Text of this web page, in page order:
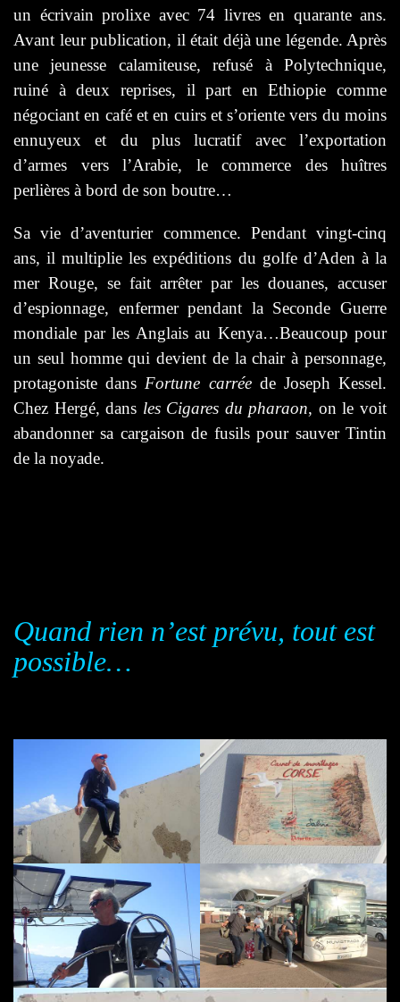
un écrivain prolixe avec 74 livres en quarante ans.
Avant leur publication, il était déjà une légende. Après
une jeunesse calamiteuse, refusé à Polytechnique,
ruiné à deux reprises, il part en Ethiopie comme
négociant en café et en cuirs et s’oriente vers du moins
ennuyeux et du plus lucratif avecl’exportation
d’armes vers l’Arabie, le commerce des huîtres
perlières à bord de son boutre…
Sa vie d’aventurier commence. Pendant vingt-cinq
ans, il multiplie les expéditions du golfe d’Aden à la
mer Rouge, se fait arrêter par les douanes, accuser
d’espionnage, enfermer pendant la Seconde Guerre
mondiale par les Anglais au Kenya…Beaucoup pour
un seul homme qui devient de la chair à personnage,
protagoniste dans Fortune carréede Joseph Kessel.
Chez Hergé, dans les Cigares du pharaon, on le voit
abandonner sa cargaison de fusils pour sauver Tintin
de la noyade.
Quand rien n’est prévu, tout est
possible…